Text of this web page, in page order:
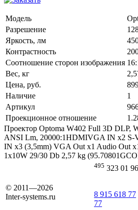
Модель
Разрешение
Яркость, лм
Контрастность
Соотношение сторон изображения
Вес, кг
Цена, руб.
Наличие
1
Артикул
Проекционное отношение
Проектор Optoma W402 Full 3D DLP,
ANSI Lm, 20000:1HDMIVGA IN x2 S-
IN x3 (3,5mm) VGA Out x1 Audio Out
1x10W 29/30 Db 2,57 kg
© 2011—2026
Inter-systems.ru
495 323 01 96
8 915 618 77
77